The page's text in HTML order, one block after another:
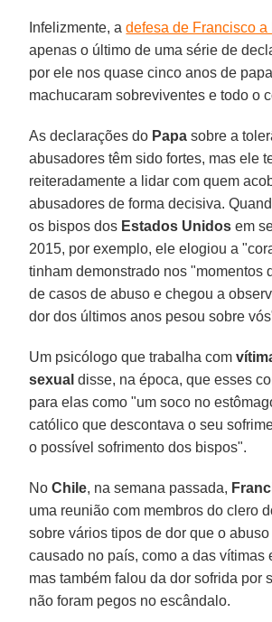
Infelizmente, adefesa de Francisco a
apenas o último de uma série de
por ele nos quase cinco anos de
machucaram sobreviventes e todo o
As declarações do Papa sobre a
abusadores têm sido fortes, mas ele
reiteradamente a lidar com quem
abusadores de forma decisiva.
os bispos dos Estados Unidos em
2015, por exemplo, ele elogiou a
tinham demonstrado nos "momentos
de casos de abuso e chegou a
dor dos últimos anos pesou sobre
Um psicólogo que trabalha com
sexual disse, na época, que esses
para elas como "um soco no
católico que descontava o seu
o possível sofrimento dos bispos".
NoChile, na semana passada,
uma reunião com membros do clero
sobre vários tipos de dor que o
causado no país, como a das vítimas
mas também falou da dor sofrida por
não foram pegos no escândalo.